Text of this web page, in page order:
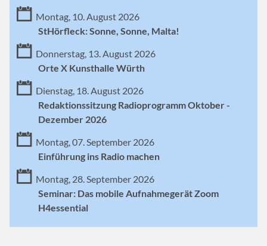
Montag, 10. August 2026
StHörfleck: Sonne, Sonne, Malta!
Donnerstag, 13. August 2026
Orte X Kunsthalle Würth
Dienstag, 18. August 2026
Redaktionssitzung Radioprogramm Oktober -
Dezember 2026
Montag, 07. September 2026
Einführung ins Radio machen
Montag, 28. September 2026
Seminar: Das mobile Aufnahmegerät Zoom
H4essential